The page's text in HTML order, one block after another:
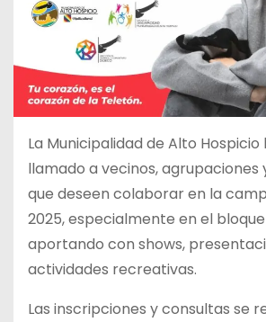
La Municipalidad de Alto Hospicio
llamado a vecinos, agrupaciones
que deseen colaborar en la
2025, especialmente en el
aportando con shows,
actividades recreativas.
Las inscripciones y consultas se